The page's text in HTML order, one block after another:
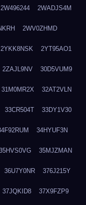
2W496244 2WADJS4M
2WV0ZHMD
2YKK8NSK 2YT95AO1
2ZAJL9NV 30D5VUM9
31M0MR2X 32AT2VLN
33CR504T 33DY1V30
34HYUF3N
35MJZMAN
36U7Y0NR 376J215Y
37JQKID8 37X9FZP9